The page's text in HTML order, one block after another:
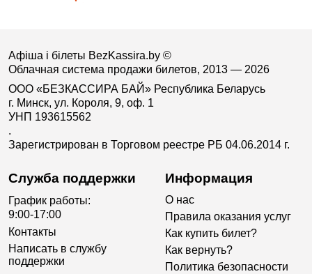
Афіша і білеты BezKassira.by ©
Облачная система продажи билетов, 2013 — 2026
ООО «БЕЗКАССИРА БАЙ» Республика Беларусь
г. Минск, ул. Короля, 9, оф. 1
УНП 193615562
.
Зарегистрирован в Торговом реестре РБ 04.06.2014 г.
Служба поддержки
График работы:
9:00-17:00
Контакты
Написать в службу
поддержки
Информация
О нас
Правила оказания услуг
Как купить билет?
Как вернуть?
Политика безопасности